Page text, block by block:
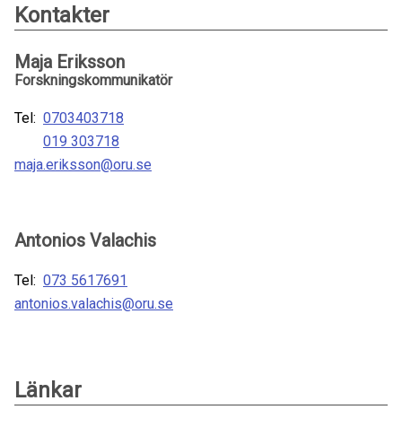
Kontakter
Maja Eriksson
Forskningskommunikatör
Tel: 0703403718
019 303718
maja.eriksson@oru.se
Antonios Valachis
Tel: 073 5617691
antonios.valachis@oru.se
Länkar